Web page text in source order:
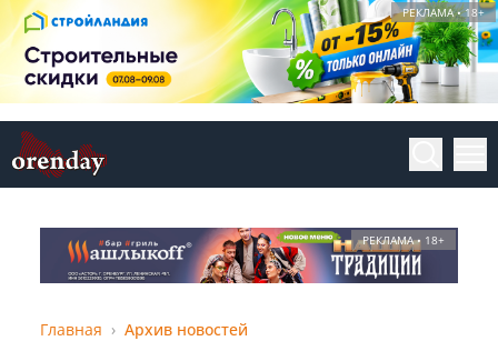
РЕКЛАМА • 18+
РЕКЛАМА • 18+
Главная Архив новостей